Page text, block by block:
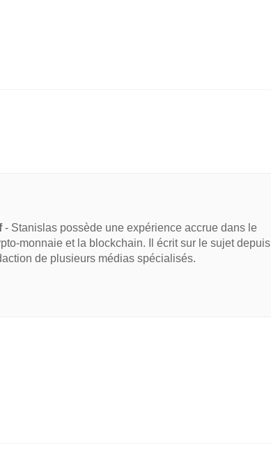
- Stanislas possède une expérience accrue dans le
monnaie et la blockchain. Il écrit sur le sujet depuis
de plusieurs médias spécialisés.